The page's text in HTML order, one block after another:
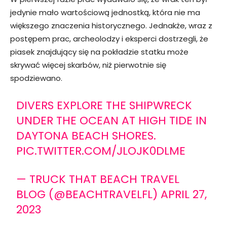
jedynie mało wartościową jednostką, która nie ma
większego znaczenia historycznego. Jednakże, wraz z
postępem prac, archeolodzy i eksperci dostrzegli, że
piasek znajdujący się na pokładzie statku może
skrywać więcej skarbów, niż pierwotnie się
spodziewano.
DIVERS EXPLORE THE SHIPWRECK
UNDER THE OCEAN AT HIGH TIDE IN
DAYTONA BEACH SHORES.
PIC.TWITTER.COM/JLOJK0DLME
— TRUCK THAT BEACH TRAVEL
BLOG (@BEACHTRAVELFL)APRIL 27,
2023